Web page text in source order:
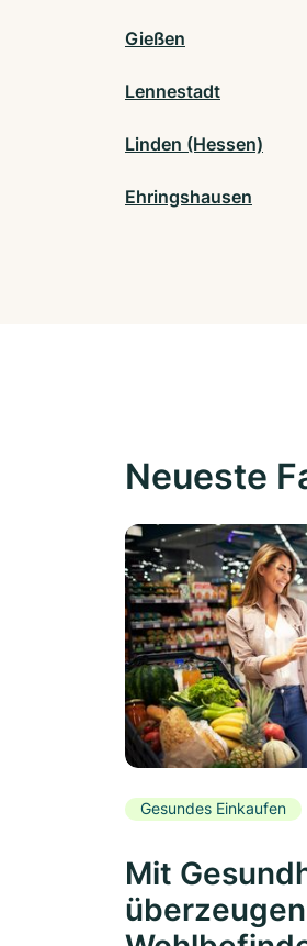
Gießen
Lennestadt
Linden (Hessen)
Ehringshausen
Neueste
Gesundes Einkaufen
Mit